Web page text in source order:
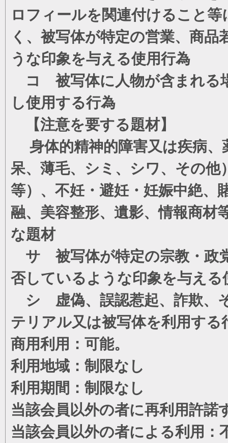
ロフィールを関連付けること
く、被写体が特定の営業、商
うな印象を与える使用行為
コ 被写体に人物が含まれる
し使用する行為
【注意を要する題材】
身体的精神的障害又は疾病、
呆、薄毛、シミ、シワ、その他
等）、不妊・避妊・妊娠中絶、
融、美容整形、遺影、情報商材
な題材
サ 被写体が特定の宗教・政
否しているような印象を与える
シ 虚偽、誤認惹起、詐欺、
テリアル又は被写体を利用する
商用利用：可能。
利用地域：制限なし
利用期間：制限なし
当該会員以外の者に再利用許諾
当該会員以外の者による利用：